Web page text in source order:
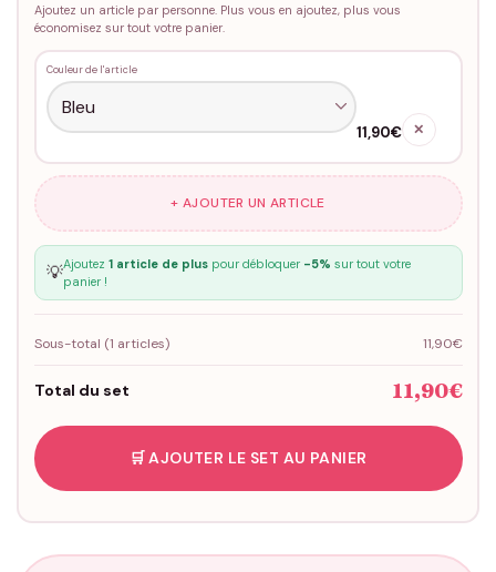
Ajoutez un article par personne. Plus vous en ajoutez, plus vous
économisez sur tout votre panier.
Couleur de l'article
11,90€ ✕
+ AJOUTER UN ARTICLE
💡Ajoutez 1 article de pluspour débloquer -5% sur tout votre
panier !
Sous-total (1 articles) 11,90€
Total du set 11,90€
🛒 AJOUTER LE SET AU PANIER